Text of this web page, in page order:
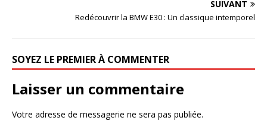
SUIVANT
Redécouvrir la BMW E30 : Un classique intemporel
SOYEZ LE PREMIER À COMMENTER
Laisser un commentaire
Votre adresse de messagerie ne sera pas publiée.